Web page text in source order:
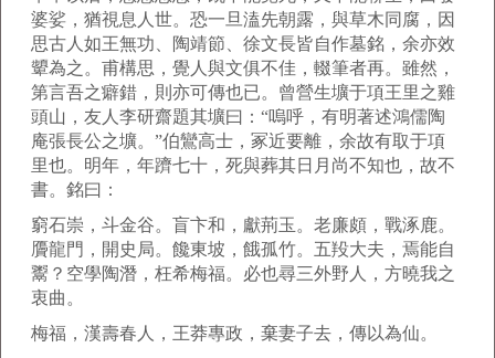
婆娑，猶視息人世。恐一旦溘先朝露，與草木同腐，因
思古人如王無功、陶靖節、徐文長皆自作墓銘，余亦效
顰為之。甫構思，覺人與文俱不佳，輟筆者再。雖然，
第言吾之癖錯，則亦可傳也已。曾營生壙于項王里之雞
頭山，友人李研齋題其壙曰：“嗚呼，有明著述鴻儒陶
庵張長公之壙。”伯鸞高士，冢近要離，余故有取于項
里也。明年，年躋七十，死與葬其日月尚不知也，故不
書。銘曰：
窮石崇，斗金谷。盲卞和，獻荊玉。老廉頗，戰涿鹿。
贗龍門，開史局。饞東坡，餓孤竹。五羖大夫，焉能自
鬻？空學陶潛，枉希梅福。必也尋三外野人，方曉我之
衷曲。
梅福，漢壽春人，王莽專政，棄妻子去，傳以為仙。